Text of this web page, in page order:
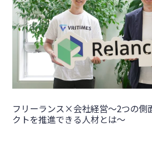
フリーランス×会社経営～2つの側
クトを推進できる人材とは～